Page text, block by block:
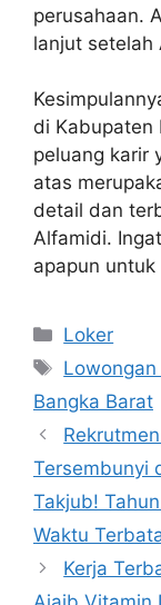
perusahaan.
lanjut setelah
di Kabupaten
peluang karir
atas
detail dan
Alfamidi.
apapun
Kategori
Loker
Tag
Lowongan
Bangka Barat
Tersembunyi
Takjub!
Waktu
Kerja